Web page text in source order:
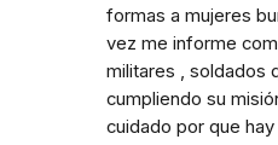
formas a mujeres
vez me informe
militares , soldados
cumpliendo su
cuidado por que